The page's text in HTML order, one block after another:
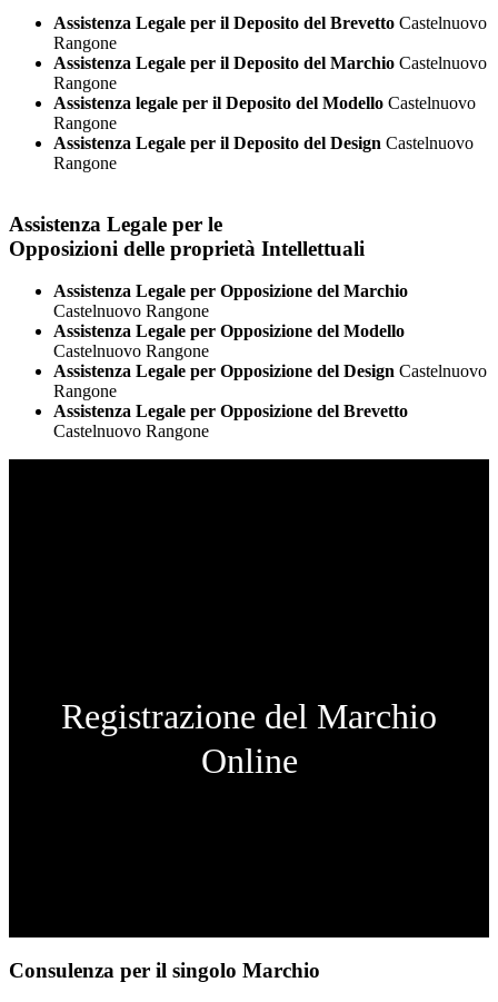
Assistenza Legale per il Deposito del Brevetto Castelnuovo
Rangone
Assistenza Legale per il Deposito del Marchio Castelnuovo
Rangone
Assistenza legale per il Deposito del Modello Castelnuovo
Rangone
Assistenza Legale per il Deposito del Design Castelnuovo
Rangone
Assistenza Legale per le
Opposizioni delle proprietà Intellettuali
Assistenza Legale per Opposizione del Marchio
Castelnuovo Rangone
Assistenza Legale per Opposizione del Modello
Castelnuovo Rangone
Assistenza Legale per Opposizione del Design Castelnuovo
Rangone
Assistenza Legale per Opposizione del Brevetto
Castelnuovo Rangone
Registrazione del Marchio
Online
Consulenza per il singolo Marchio